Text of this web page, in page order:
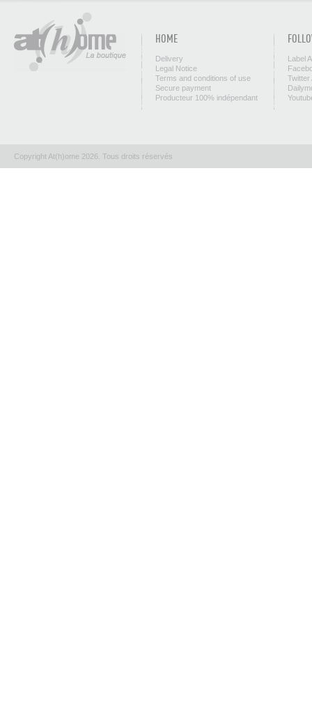
HOME
Delivery
Legal Notice
Terms and conditions of use
Secure payment
Producteur 100% indépendant
Label
Twitter
Copyright At(h)ome 2026. Tous droits réservés